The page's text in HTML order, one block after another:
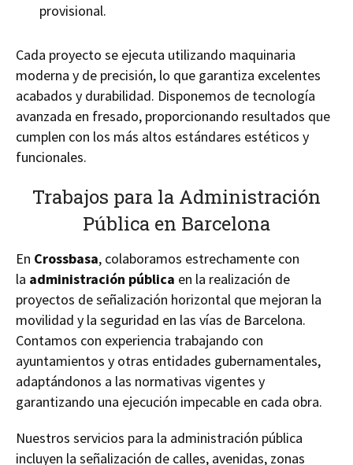
provisional.
Cada proyecto se ejecuta utilizando maquinaria
moderna y de precisión, lo que garantiza excelentes
acabados y durabilidad. Disponemos de tecnología
avanzada en fresado, proporcionando resultados que
cumplen con los más altos estándares estéticos y
funcionales.
Trabajos para la Administración
Pública en Barcelona
En Crossbasa, colaboramos estrechamente con
la administración pública en la realización de
proyectos de señalización horizontal que mejoran la
movilidad y la seguridad en las vías de Barcelona.
Contamos con experiencia trabajando con
ayuntamientos y otras entidades gubernamentales,
adaptándonos a las normativas vigentes y
garantizando una ejecución impecable en cada obra.
Nuestros servicios para la administración pública
incluyen la señalización de calles, avenidas, zonas